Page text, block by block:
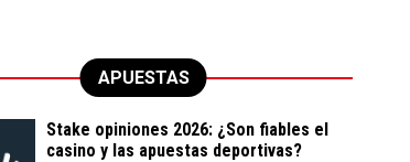
APUESTAS
Stake opiniones 2026: ¿Son fiables el
casino y las apuestas deportivas?